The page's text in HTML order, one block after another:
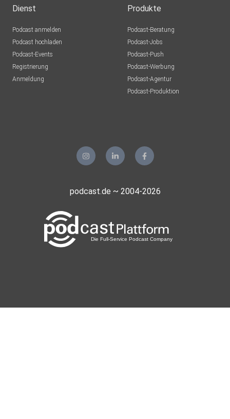
Dienst
Podcast anmelden
Podcast hochladen
Podcast-Events
Registrierung
Anmeldung
Produkte
Podcast-Beratung
Podcast-Jobs
Podcast-Push
Podcast-Werbung
Podcast-Agentur
Podcast-Produktion
podcast.de ~ 2004-2026